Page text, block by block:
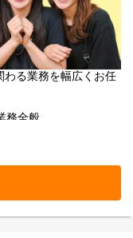
る業務を幅広くお任
務全般